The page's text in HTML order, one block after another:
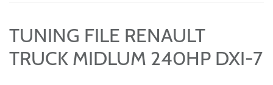
TUNING FILE RENAULT
TRUCK MIDLUM 240HP DXI-7